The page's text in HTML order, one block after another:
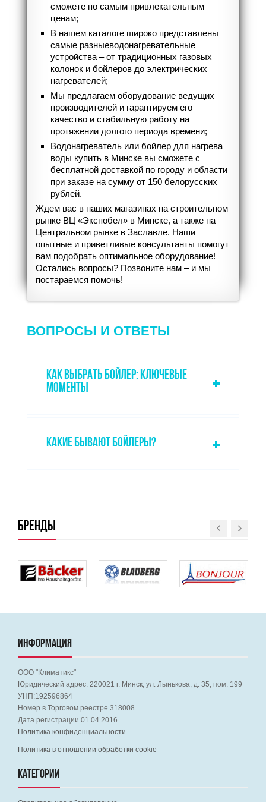
сможете по самым привлекательным
ценам;
В нашем каталоге широко представлены
самые разныеводонагревательные
устройства – от традиционных газовых
колонок и бойлеров до электрических
нагревателей;
Мы предлагаем оборудование ведущих
производителей и гарантируем его
качество и стабильную работу на
протяжении долгого периода времени;
Водонагреватель или бойлер для нагрева
воды купить в Минске вы сможете с
бесплатной доставкой по городу и области
при заказе на сумму от 150 белорусских
рублей.
Ждем вас в наших магазинах на строительном
рынке ВЦ «Экспобел» в Минске, а также на
Центральном рынке в Заславле. Наши
опытные и приветливые консультанты помогут
вам подобрать оптимальное оборудование!
Остались вопросы? Позвоните нам – и мы
постараемся помочь!
ВОПРОСЫ И ОТВЕТЫ
КАК ВЫБРАТЬ БОЙЛЕР: КЛЮЧЕВЫЕ
МОМЕНТЫ
КАКИЕ БЫВАЮТ БОЙЛЕРЫ?
БРЕНДЫ
ИНФОРМАЦИЯ
ООО "Климатикс"
Юридический адрес: 220021 г. Минск, ул. Лынькова, д. 35, пом. 199
УНП:192596864
Номер в Торговом реестре 318008
Дата регистрации 01.04.2016
Политика конфиденциальности
Политика в отношении обработки cookie
КАТЕГОРИИ